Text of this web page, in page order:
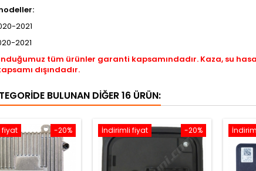
2021
2021
tüm ürünler garanti kapsamındadır. Kaza, su
dışındadır.
BULUNAN DIĞER 16 ÜRÜN:
-20%
fiyat -20%
İndirimli fiyat